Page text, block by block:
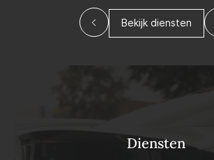
Bekijk diensten
Diensten